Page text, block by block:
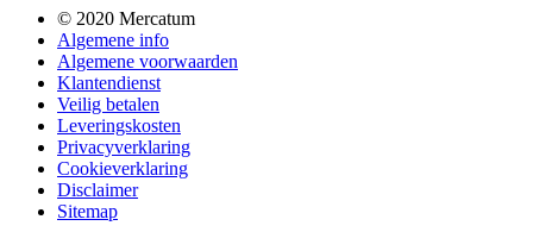
© 2020 Mercatum
Algemene info
Algemene voorwaarden
Klantendienst
Veilig betalen
Leveringskosten
Privacyverklaring
Cookieverklaring
Disclaimer
Sitemap